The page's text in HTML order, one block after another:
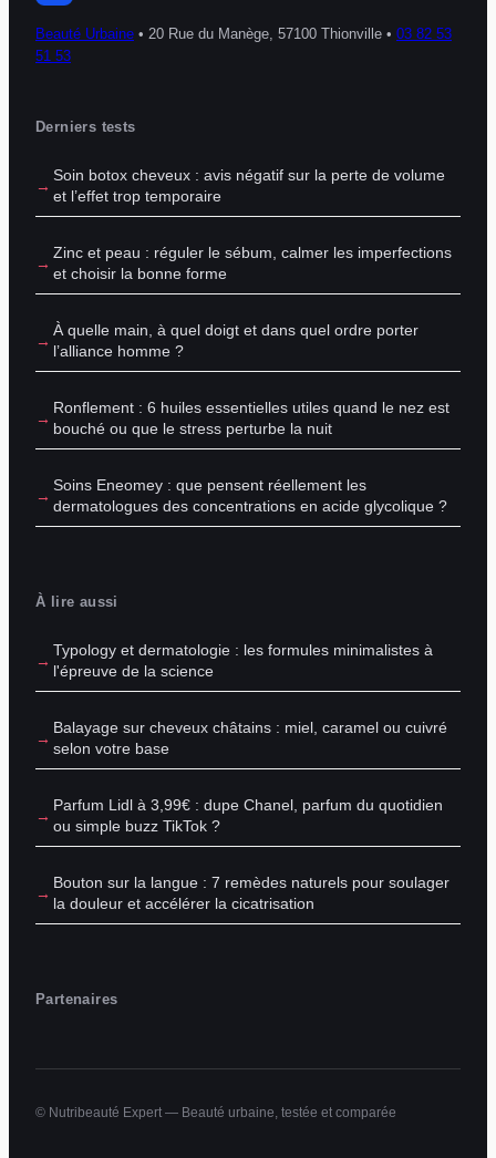
Beauté Urbaine • 20 Rue du Manège, 57100 Thionville • 03 82 53
51 53
Derniers tests
Soin botox cheveux : avis négatif sur la perte de volume
et l’effet trop temporaire
Zinc et peau : réguler le sébum, calmer les imperfections
et choisir la bonne forme
À quelle main, à quel doigt et dans quel ordre porter
l’alliance homme ?
Ronflement : 6 huiles essentielles utiles quand le nez est
bouché ou que le stress perturbe la nuit
Soins Eneomey : que pensent réellement les
dermatologues des concentrations en acide glycolique ?
À lire aussi
Typology et dermatologie : les formules minimalistes à
l'épreuve de la science
Balayage sur cheveux châtains : miel, caramel ou cuivré
selon votre base
Parfum Lidl à 3,99€ : dupe Chanel, parfum du quotidien
ou simple buzz TikTok ?
Bouton sur la langue : 7 remèdes naturels pour soulager
la douleur et accélérer la cicatrisation
Partenaires
© Nutribeauté Expert — Beauté urbaine, testée et comparée